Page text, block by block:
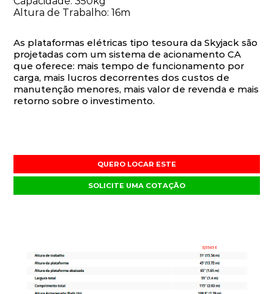
Altura de Trabalho: 16m
As plataformas elétricas tipo tesoura da Skyjack são
projetadas com um sistema de acionamento CA
que oferece: mais tempo de funcionamento por
carga, mais lucros decorrentes dos custos de
manutenção menores, mais valor de revenda e mais
retorno sobre o investimento.
QUERO LOCAR ESTE
SOLICITE UMA COTAÇÃO